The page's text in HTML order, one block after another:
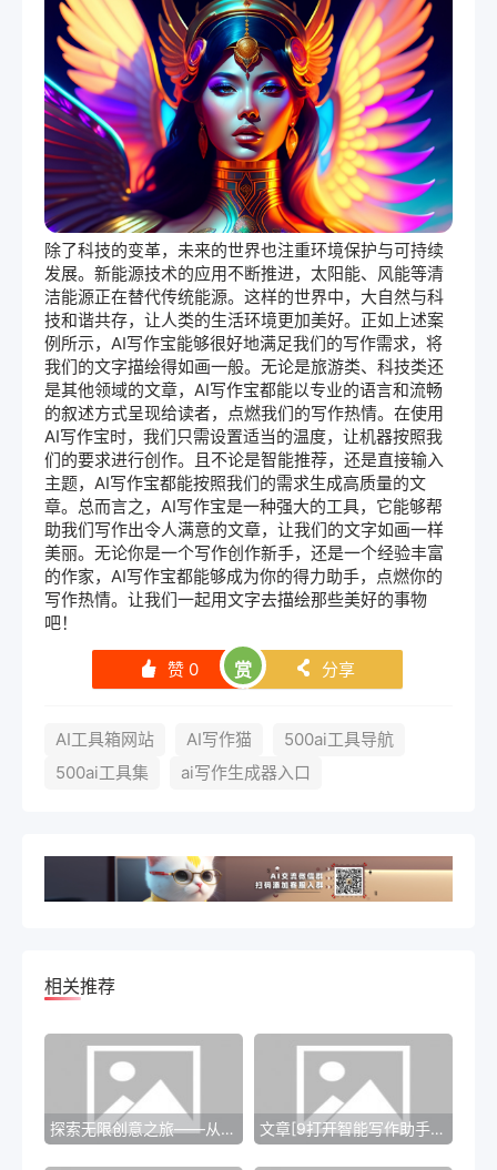
除了科技的变革，未来的世界也注重环境保护与可持续
发展。新能源技术的应用不断推进，太阳能、风能等清
洁能源正在替代传统能源。这样的世界中，大自然与科
技和谐共存，让人类的生活环境更加美好。正如上述案
例所示，AI写作宝能够很好地满足我们的写作需求，将
我们的文字描绘得如画一般。无论是旅游类、科技类还
是其他领域的文章，AI写作宝都能以专业的语言和流畅
的叙述方式呈现给读者，点燃我们的写作热情。在使用
AI写作宝时，我们只需设置适当的温度，让机器按照我
们的要求进行创作。且不论是智能推荐，还是直接输入
主题，AI写作宝都能按照我们的需求生成高质量的文
章。总而言之，AI写作宝是一种强大的工具，它能够帮
助我们写作出令人满意的文章，让我们的文字如画一样
美丽。无论你是一个写作创作新手，还是一个经验丰富
的作家，AI写作宝都能够成为你的得力助手，点燃你的
写作热情。让我们一起用文字去描绘那些美好的事物
吧！
󰄼 赞 0 赏 󰄯 分享
AI工具箱网站 AI写作猫
500ai工具导航
500ai工具集
ai写作生成器入口
相关推荐
探索无限创意之旅——从AI万能创作助手的角度出发 文章[9打开智能写作助手]——无限创作的智慧源泉